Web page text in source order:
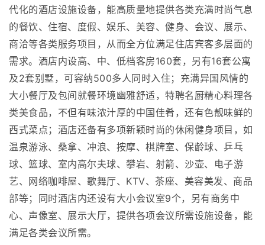
代化的酒店设施设备，能高质量地提供各类充满时尚气息
的餐饮、住宿、度假、娱乐、美容、健身、会议、展示、
商洽等各类服务项目，从而全方位满足住店宾客多层面的
需求。酒店内设高、中、低档客房160套，另有16套公寓
及2套别墅，可容纳500多人同时入住；充满异国风情的
大小餐厅及包间就餐环境幽雅舒适，特聘名厨精心料理各
类美食品，不但有味浓汁厚的中国佳肴，还有色靓味鲜的
西式菜点；酒店还备有多项新颖时尚的休闲健身项目，如
温泉游泳、桑拿、冲浪、按摩、棋牌室、保龄球、乒乓
球、篮球、室内高尔夫球、攀岩、射箭、沙壶、电子游
艺、网络咖啡屋、歌舞厅、KTV、茶座、美容美发、商品
部等；同时酒店内还设有大小会议室9个，另有商务中
心、声像室、展示大厅，提供各项会议所需设施设备，能
满足各类会议所需。